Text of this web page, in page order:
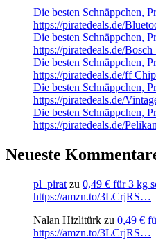
Die besten Schnäppchen,
https://piratedeals.de/
Die besten Schnäppchen,
https://piratedeals.de/
Die besten Schnäppchen,
https://piratedeals.de/ff
Die besten Schnäppchen,
https://piratedeals.de/
Die besten Schnäppchen,
https://piratedeals.de/
Neueste
pl_pirat zu 0,49 € für 3 kg
https://amzn.to/3LCrjRS…
Nalan Hizlitürk zu 0,49 €
https://amzn.to/3LCrjRS…